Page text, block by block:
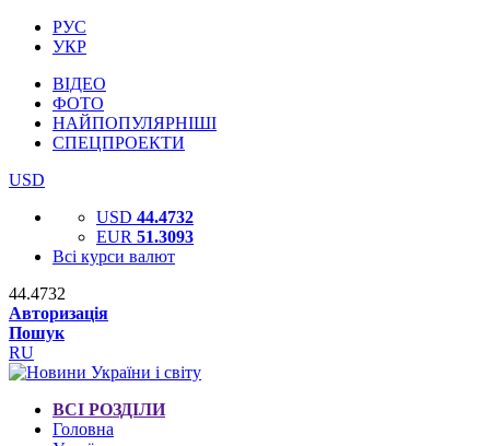
РУС
УКР
ВІДЕО
ФОТО
НАЙПОПУЛЯРНІШІ
СПЕЦПРОЕКТИ
USD
USD 44.4732
EUR 51.3093
Всі курси валют
44.4732
Авторизація
Пошук
RU
ВСІ РОЗДІЛИ
Головна